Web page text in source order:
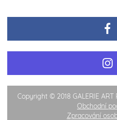
Copyright © 2018 GALERIE
Obchodní
Zpracování